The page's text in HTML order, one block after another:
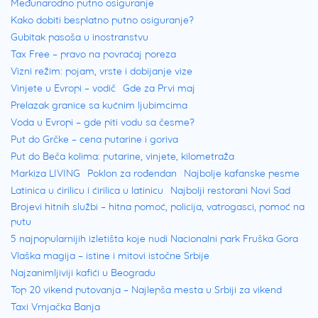
Plaža Tristinika nema plićak koji je
karakterističan za mnoge druge plaže u
Grčkoj, pa samim tim i nije toliko atraktivna
za porodice sa malom decom. Iako ima
peščano dno, velika dubina nastupa već
nakon metar ili dva od ulaska u vodu, pa je
tako ova plaža pogodnija za iskusnije plivače.
Smeštaj na Tristinika plaži
Tristinika plaža nema previše veliki broj
smeštajnih objekata, tu se nalazi nekoliko
hotela i privatnih vila, ali je zato kvalitet
Međunarodno putno osiguranje
Kako dobiti besplatno putno osiguranje?
Gubitak pasoša u inostranstvu
Tax Free – pravo na povraćaj poreza
Vizni režim: pojam, vrste i dobijanje vize
Vinjete u Evropi – vodič Gde za Prvi maj
Prelazak granice sa kućnim ljubimcima
Voda u Evropi – gde piti vodu sa česme?
Put do Grčke – cena putarine i goriva
Put do Beča kolima: putarine, vinjete, kilometraža
Markiza LIVING
Poklon za rođendan
Najbolje kafanske pesme
Latinica u ćirilicu i ćirilica u latinicu
Najbolji restorani Novi Sad
Brojevi hitnih službi – hitna pomoć, policija, vatrogasci, pomoć na
putu
5 najpopularnijih izletišta koje nudi Nacionalni park Fruška Gora
Vlaška magija – istine i mitovi istočne Srbije
Najzanimljiviji kafići u Beogradu
Top 20 vikend putovanja – Najlepša mesta u Srbiji za vikend
Taxi Vrnjačka Banja